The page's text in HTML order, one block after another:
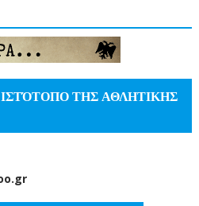
ΤΗΣ ΑΘΛΗΤΙΚΗΣ